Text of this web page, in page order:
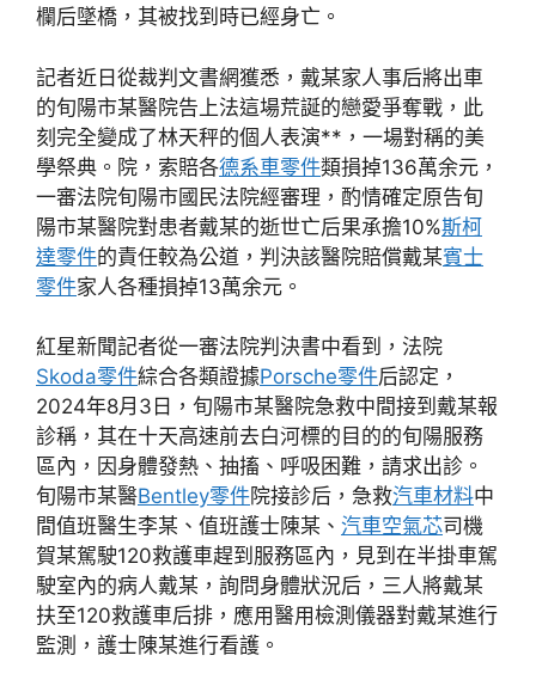
欄后墜橋，其被找到時已經身亡。
記者近日從裁判文書網獲悉，戴某家人事后將出車
的旬陽市某醫院告上法這場荒誕的戀愛爭奪戰，此
刻完全變成了林天秤的個人表演**，一場對稱的美
學祭典。院，索賠各德系車零件類損掉136萬余元，
一審法院旬陽市國民法院經審理，酌情確定原告旬
陽市某醫院對患者戴某的逝世亡后果承擔10%斯柯
達零件的責任較為公道，判決該醫院賠償戴某賓士
零件家人各種損掉13萬余元。
紅星新聞記者從一審法院判決書中看到，法院
Skoda零件綜合各類證據Porsche零件后認定，
2024年8月3日，旬陽市某醫院急救中間接到戴某報
診稱，其在十天高速前去白河標的目的的旬陽服務
區內，因身體發熱、抽搐、呼吸困難，請求出診。
旬陽市某醫Bentley零件院接診后，急救汽車材料中
間值班醫生李某、值班護士陳某、 汽車空氣芯司機
賀某駕駛120救護車趕到服務區內，見到在半掛車駕
駛室內的病人戴某，詢問身體狀況后，三人將戴某
扶至120救護車后排，應用醫用檢測儀器對戴某進行
監測，護士陳某進行看護。